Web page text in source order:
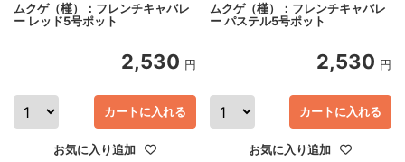
ムクゲ（槿）：フレンチキャバレ
ー レッド5号ポット
2,530 円
カートに入れる
お気に入り追加
ムクゲ（槿）：フレンチキャバレ
ー パステル5号ポット
2,530 円
カートに入れる
お気に入り追加